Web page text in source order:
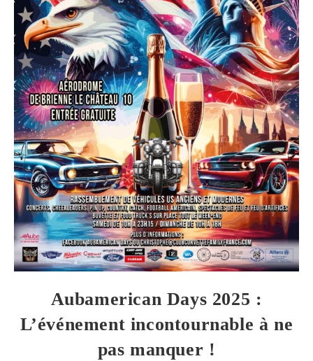
Aubamerican Days 2025 :
L’événement incontournable à ne
pas manquer !